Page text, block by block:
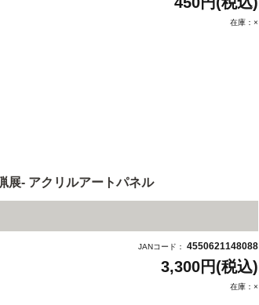
在庫：×
展- アクリルアートパネル
JANコード： 4550621148088
3,300円(税込)
在庫：×